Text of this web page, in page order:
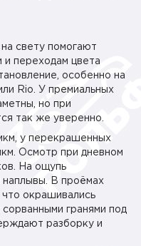
свету помогают
и переходам цвета
особенно на
Rio. У премиальных
но при
так же уверенно.
у перекрашенных
Осмотр при дневном
На ощупь
В проёмах
окрашивались
гранями под
разборку и